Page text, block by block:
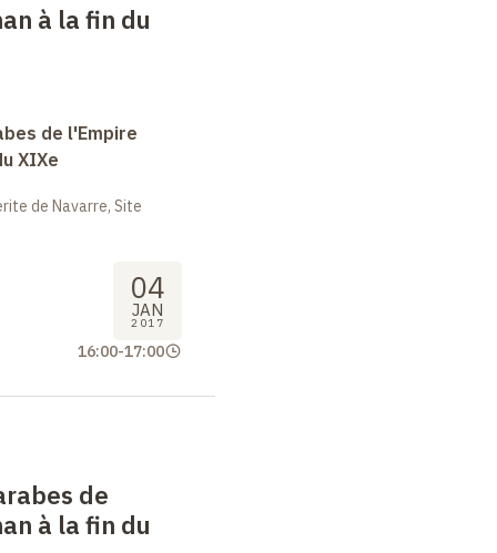
à la fin du
de l'Empire
XIXe
de Navarre, Site
04
JAN
2017
16:00-17:00
de
à la fin du